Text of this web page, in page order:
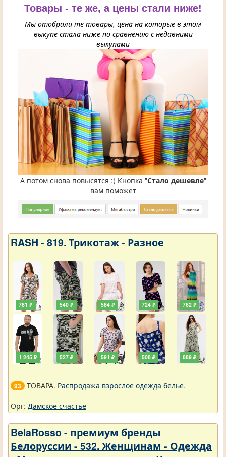
Товары - те же, а цены стали ниже!
Мы отобрали те товары, цена на которые в этом
выкупе стала ниже по сравнению с недавними
выкупами
А потом снова повысятся :( Кнопка "Стало дешевле"
вам поможет
RASH - 819. Трикотаж - Разное
781 ₽
1 245 ₽
540 ₽
527 ₽
584 ₽
591 ₽
724 ₽
508 ₽
762 ₽
889 ₽
93 ТОВАРА. Распродажа взрослое одежда белье.
Орг: Дамское счастье
BelaRosso - премиум бренды
Белоруссии - 532. Женщинам - Одежда